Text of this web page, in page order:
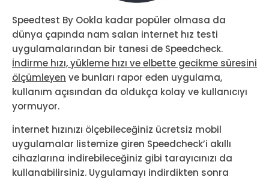
Speedtest By Ookla kadar popüler olmasa da
dünya çapında nam salan internet hız testi
uygulamalarından bir tanesi de Speedcheck.
İndirme hızı, yükleme hızı ve elbette gecikme süresini
ölçümleyen ve bunları rapor eden uygulama,
kullanım açısından da oldukça kolay ve kullanıcıyı
yormuyor.
İnternet hızınızı ölçebileceğiniz ücretsiz mobil
uygulamalar listemize giren Speedcheck’i akıllı
cihazlarına indirebileceğiniz gibi tarayıcınızı da
kullanabilirsiniz. Uygulamayı indirdikten sonra